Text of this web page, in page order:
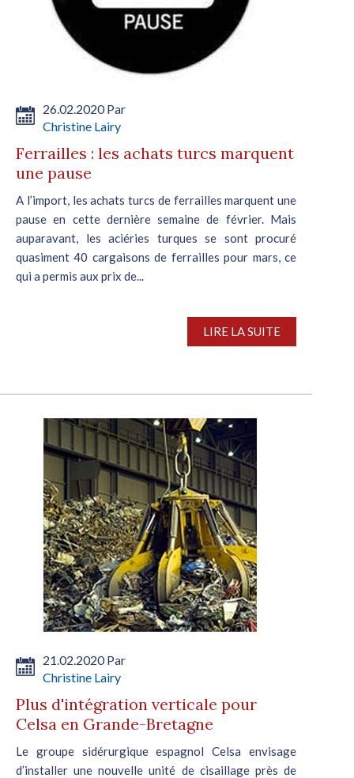
26.02.2020 Par
Christine Lairy
Ferrailles : les achats turcs marquent
une pause
A l’import, les achats turcs de ferrailles marquent une
pause en cette dernière semaine de février. Mais
auparavant, les aciéries turques se sont procuré
quasiment 40 cargaisons de ferrailles pour mars, ce
qui a permis aux prix de...
LIRE LA SUITE
21.02.2020 Par
Christine Lairy
Plus d'intégration verticale pour
Celsa en Grande-Bretagne
Le groupe sidérurgique espagnol Celsa envisage
d’installer une nouvelle unité de cisaillage près de